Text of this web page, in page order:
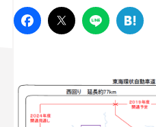
Campaign
人気のハッシュタグ